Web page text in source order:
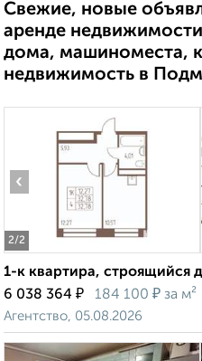
Свежие, новые
аренде
дома, машиноместа,
недвижимость в
2/2
‹
1-к квартира, строящийся
6 038 364 ₽ 184 100 ₽ за м²
Агентство, 05.08.2026